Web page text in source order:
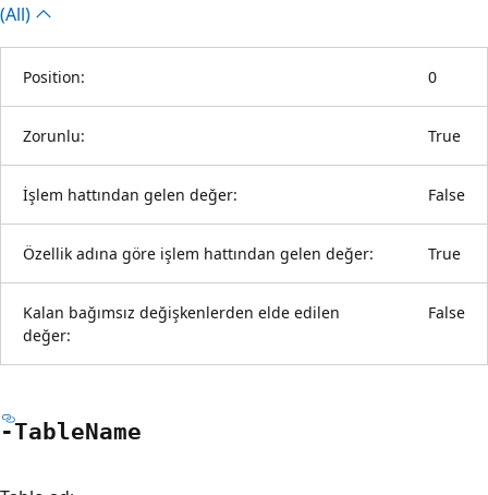
(All)
Position: 0
Zorunlu: True
İşlem hattından gelen değer: False
Özellik adına göre işlem hattından gelen değer: True
Kalan bağımsız değişkenlerden elde edilen
değer:
False
-TableName